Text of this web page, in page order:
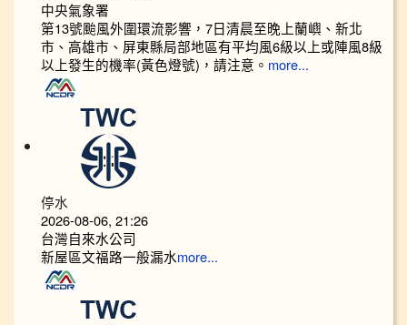
中央氣象署
第13號颱風外圍環流影響，7日清晨至晚上蘭嶼、新北
市、高雄市、屏東縣局部地區有平均風6級以上或陣風8級
以上發生的機率(黃色燈號)，請注意。 more...
停水
2026-08-06, 21:26
台灣自來水公司
新屋區文福路一般漏水more...